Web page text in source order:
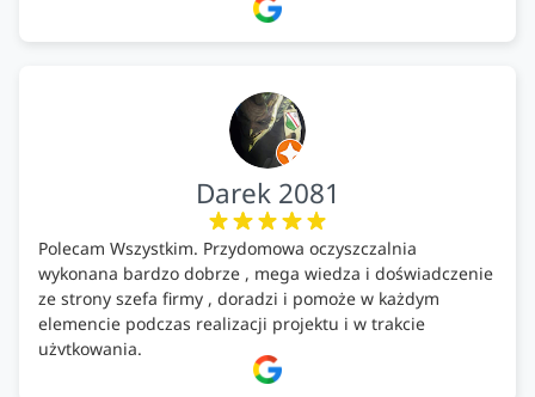
Darek 2081
Polecam Wszystkim. Przydomowa oczyszczalnia
wykonana bardzo dobrze , mega wiedza i doświadczenie
ze strony szefa firmy , doradzi i pomoże w każdym
elemencie podczas realizacji projektu i w trakcie
użytkowania.
Firma godna zaufania. Tak trzymać!